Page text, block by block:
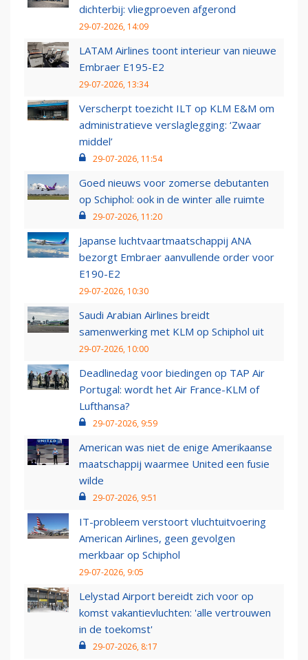
dichterbij: vliegproeven afgerond
29-07-2026, 14:09
LATAM Airlines toont interieur van nieuwe
Embraer E195-E2
29-07-2026, 13:34
Verscherpt toezicht ILT op KLM E&M om
administratieve verslaglegging: ‘Zwaar
middel’
29-07-2026, 11:54
Goed nieuws voor zomerse debutanten
op Schiphol: ook in de winter alle ruimte
29-07-2026, 11:20
Japanse luchtvaartmaatschappij ANA
bezorgt Embraer aanvullende order voor
E190-E2
29-07-2026, 10:30
Saudi Arabian Airlines breidt
samenwerking met KLM op Schiphol uit
29-07-2026, 10:00
Deadlinedag voor biedingen op TAP Air
Portugal: wordt het Air France-KLM of
Lufthansa?
29-07-2026, 9:59
American was niet de enige Amerikaanse
maatschappij waarmee United een fusie
wilde
29-07-2026, 9:51
IT-probleem verstoort vluchtuitvoering
American Airlines, geen gevolgen
merkbaar op Schiphol
29-07-2026, 9:05
Lelystad Airport bereidt zich voor op
komst vakantievluchten: 'alle vertrouwen
in de toekomst'
29-07-2026, 8:17